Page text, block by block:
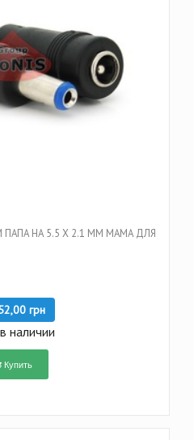
ПАПА НА 5.5 Х 2.1 ММ МАМА ДЛЯ
грн
наличии
Купить